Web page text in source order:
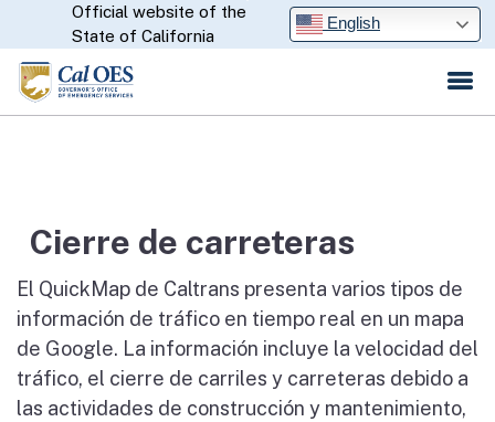
to
CA.govOfficial website of the
State of California
English
Cierre de carreteras
El QuickMap de Caltrans presenta varios tipos de
información de tráfico en tiempo real en un mapa
de Google. La información incluye la velocidad del
tráfico, el cierre de carriles y carreteras debido a
las actividades de construcción y mantenimiento,